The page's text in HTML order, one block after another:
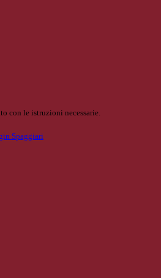
con le istruzioni necessarie.
Spaggiari